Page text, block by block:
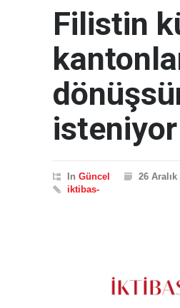
Filistin
isteniyor
In Güncel
26 Aralık
iktibas-